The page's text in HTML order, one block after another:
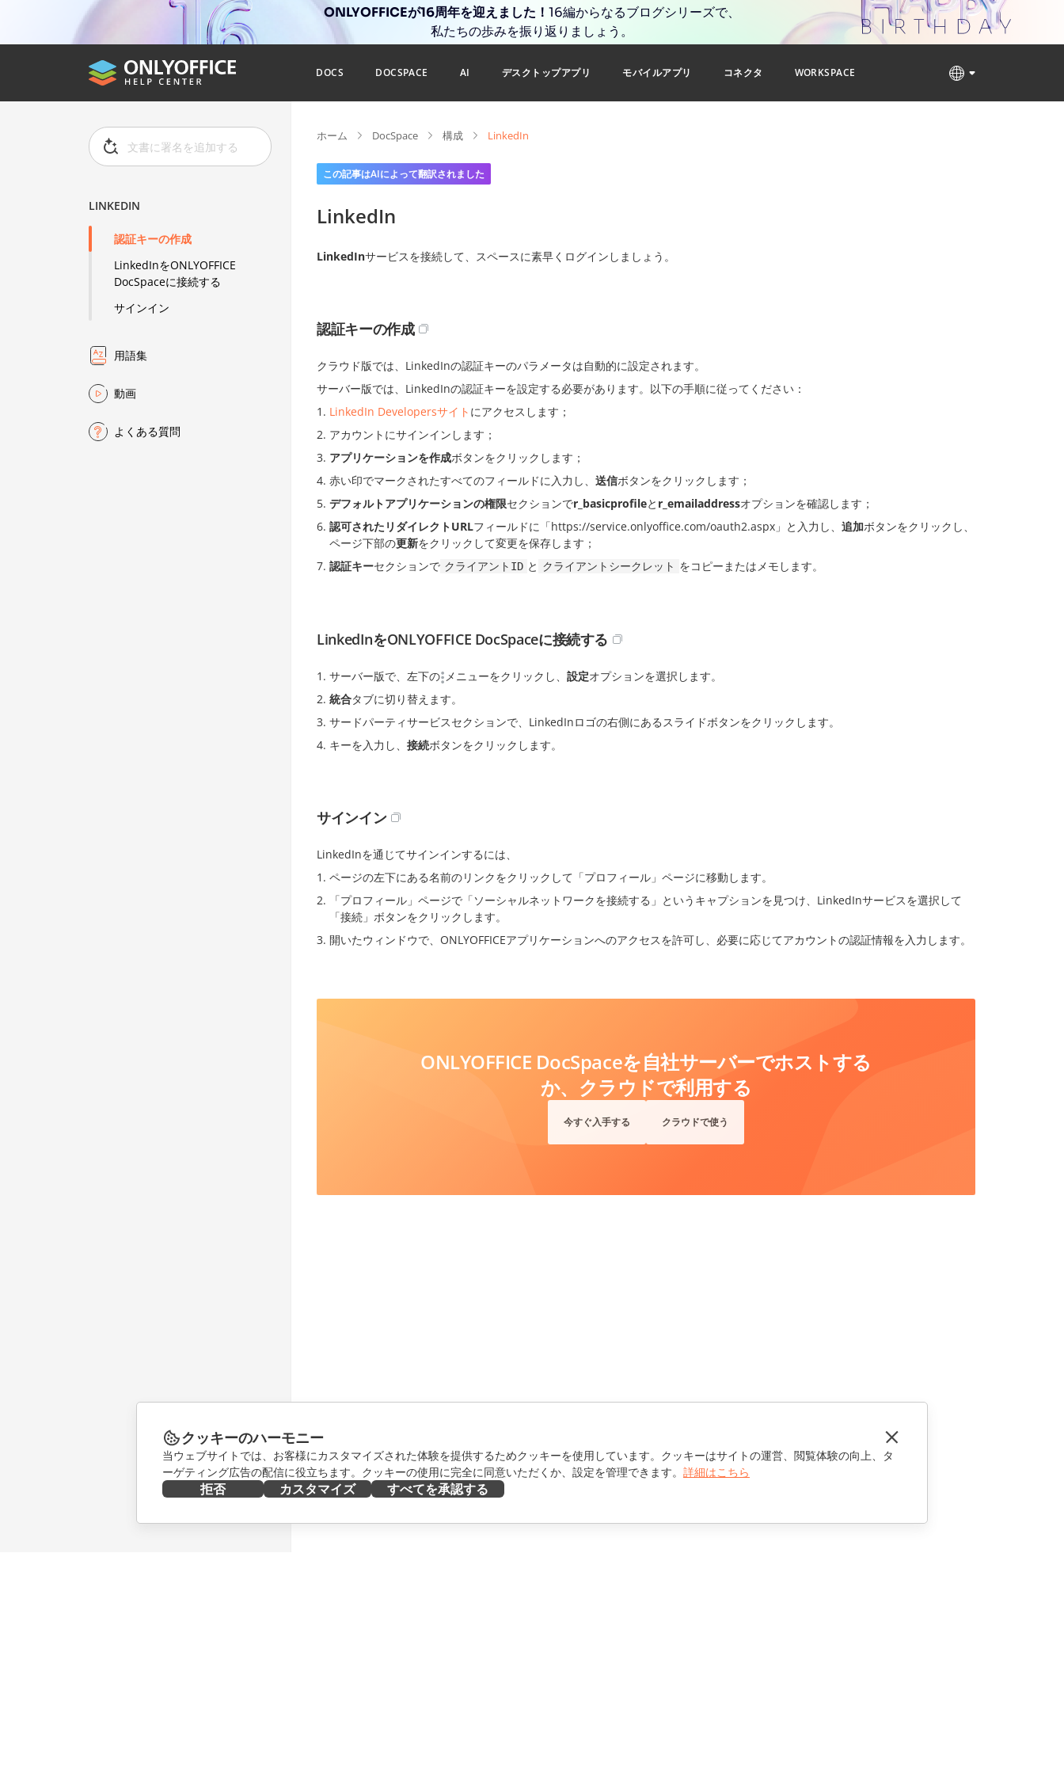
ONLYOFFICEが16周年を迎えました！ 16編からなるブログシリーズで、
私たちの歩みを振り返りましょう。
DOCS DOCSPACE AI デスクトップアプリ モバイルアプリ コネクタ WORKSPACE
LINKEDIN
認証キーの作成
LinkedInをONLYOFFICE
DocSpaceに接続する
サインイン
用語集
動画
よくある質問
ホーム DocSpace 構成 LinkedIn
この記事はAIによって翻訳されました
LinkedIn
LinkedInサービスを接続して、スペースに素早くログインしましょう。
認証キーの作成
クラウド版では、LinkedInの認証キーのパラメータは自動的に設定されます。
サーバー版では、LinkedInの認証キーを設定する必要があります。以下の手順に従ってください：
LinkedIn Developersサイト にアクセスします；
アカウントにサインインします；
アプリケーションを作成ボタンをクリックします；
赤い印でマークされたすべてのフィールドに入力し、 送信ボタンをクリックします；
デフォルトアプリケーションの権限セクションでr_basicprofileと r_emailaddressオプションを確認します；
認可されたリダイレクトURLフィールドに「https://service.onlyoffice.com/oauth2.aspx」と入力し、 追加ボタンをクリックし、
ページ下部の更新をクリックして変更を保存します；
認証キーセクションで クライアントID と クライアントシークレット をコピーまたはメモします。
LinkedInをONLYOFFICE DocSpaceに接続する
サーバー版で、左下の メニューをクリックし、 設定オプションを選択します。
統合タブに切り替えます。
サードパーティサービスセクションで、LinkedInロゴの右側にあるスライドボタンをクリックします。
キーを入力し、 接続ボタンをクリックします。
サインイン
LinkedInを通じてサインインするには、
ページの左下にある名前のリンクをクリックして「プロフィール」ページに移動します。
「プロフィール」ページで「ソーシャルネットワークを接続する」というキャプションを見つけ、LinkedInサービスを選択して
「接続」ボタンをクリックします。
開いたウィンドウで、ONLYOFFICEアプリケーションへのアクセスを許可し、必要に応じてアカウントの認証情報を入力します。
ONLYOFFICE DocSpaceを自社サーバーでホストする
か、クラウドで利用する
今すぐ入手する クラウドで使う
クッキーのハーモニー
当ウェブサイトでは、お客様にカスタマイズされた体験を提供するためクッキーを使用しています。クッキーはサイトの運営、閲覧体験の向上、タ
ーゲティング広告の配信に役立ちます。クッキーの使用に完全に同意いただくか、設定を管理できます。 詳細はこちら
拒否 カスタマイズ すべてを承認する